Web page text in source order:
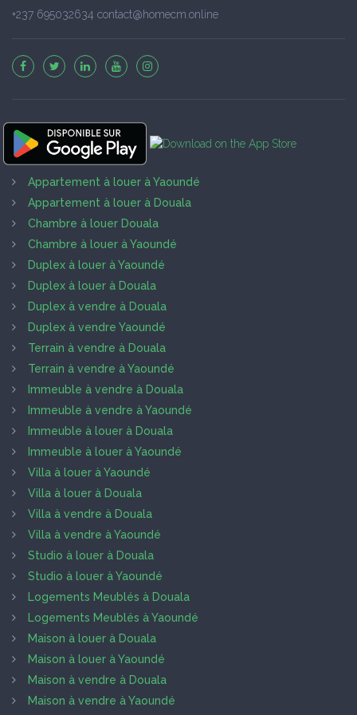
+237 695032634 contact@homecm.online
Appartement à louer à Yaoundé
Appartement à louer à Douala
Chambre à louer Douala
Chambre à louer à Yaoundé
Duplex à louer à Yaoundé
Duplex à louer à Douala
Duplex à vendre à Douala
Duplex à vendre Yaoundé
Terrain à vendre à Douala
Terrain à vendre à Yaoundé
Immeuble à vendre à Douala
Immeuble à vendre à Yaoundé
Immeuble à louer à Douala
Immeuble à louer à Yaoundé
Villa à louer à Yaoundé
Villa à louer à Douala
Villa à vendre à Douala
Villa à vendre à Yaoundé
Studio à louer à Douala
Studio à louer à Yaoundé
Logements Meublés à Douala
Logements Meublés à Yaoundé
Maison à louer à Douala
Maison à louer à Yaoundé
Maison à vendre à Douala
Maison à vendre à Yaoundé